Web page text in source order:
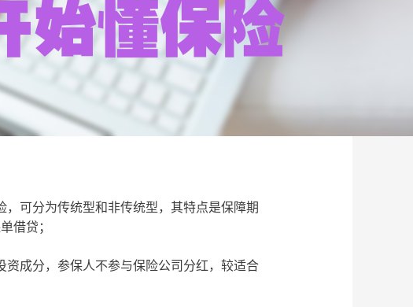
可分为传统型和非传统型，其特点是保障期
借贷；
成分，参保人不参与保险公司分红，较适合